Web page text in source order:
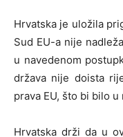
Hrvatska je uložila
Sud EU-a nije
u navedenom
država nije doista
prava EU, što bi bilo
Hrvatska drži da u